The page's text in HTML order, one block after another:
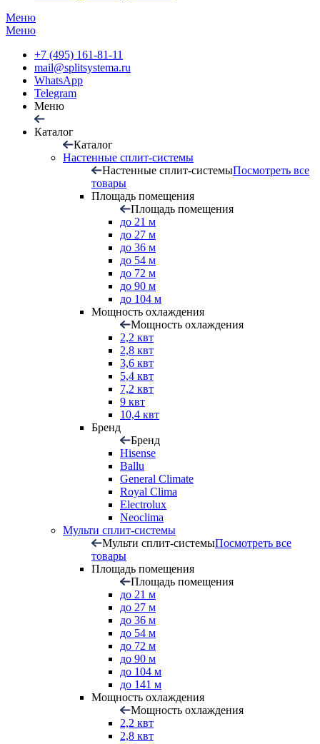
Меню
Меню
+7 (495) 161-81-11
mail@splitsystema.ru
WhatsApp
Telegram
Меню
Каталог
Каталог
Настенные сплит-системы
Настенные сплит-системыПосмотреть все
товары
Площадь помещения
Площадь помещения
до 21 м
до 27 м
до 36 м
до 54 м
до 72 м
до 90 м
до 104 м
Мощность охлаждения
Мощность охлаждения
2,2 квт
2,8 квт
3,6 квт
5,4 квт
7,2 квт
9 квт
10,4 квт
Бренд
Бренд
Hisense
Ballu
General Climate
Royal Clima
Electrolux
Neoclima
Мульти сплит-системы
Мульти сплит-системыПосмотреть все
товары
Площадь помещения
Площадь помещения
до 21 м
до 27 м
до 36 м
до 54 м
до 72 м
до 90 м
до 104 м
до 141 м
Мощность охлаждения
Мощность охлаждения
2,2 квт
2,8 квт